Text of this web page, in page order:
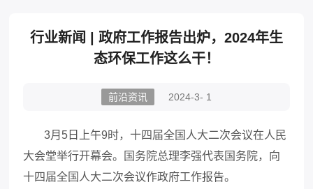
行业新闻 | 政府工作报告出炉，2024年生
态环保工作这么干！
前沿资讯 2024-3- 1
3月5日上午9时，十四届全国人大二次会议在人民
大会堂举行开幕会。国务院总理李强代表国务院，向
十四届全国人大二次会议作政府工作报告。